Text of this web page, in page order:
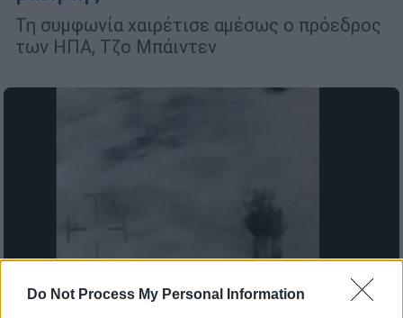
Do Not Process My Personal Information
Τη συμφωνία χαιρέτισε αμέσως ο πρόεδρος
των ΗΠΑ, Τζο Μπάιντεν